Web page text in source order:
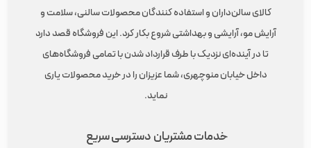
کالای سالن‌داران و استفاده کنندگان محصولات سالنی، سلامت و
آرایش مو، آرایشی و بهداشتی شروع بکار کرد. این فروشگاه قصد دارد
تا در آینده‌ای نزدیک با طرف قرارداد شدن با تمامی فروشگاه‌های
داخل خیابان منوچهری، شما عزیزان را در خرید محصولات یاری
نماید.
خدمات مشتریاندسترسی سریع